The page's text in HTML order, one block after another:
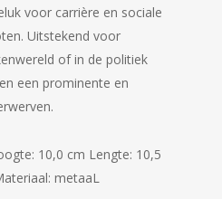
voor carrière en sociale
Uitstekend voor
of in de politiek
een prominente en
10,0 cm Lengte: 10,5
: metaaL